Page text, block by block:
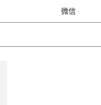
微信